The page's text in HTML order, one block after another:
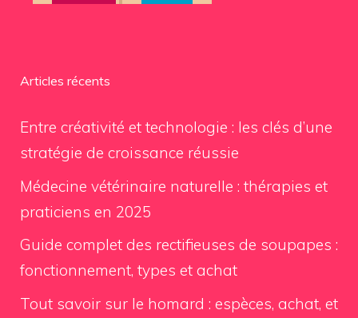
Articles récents
Entre créativité et technologie : les clés d’une
stratégie de croissance réussie
Médecine vétérinaire naturelle : thérapies et
praticiens en 2025
Guide complet des rectifieuses de soupapes :
fonctionnement, types et achat
Tout savoir sur le homard : espèces, achat, et